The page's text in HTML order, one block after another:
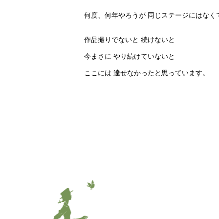
何度、何年やろうが 同じステージにはなく
作品撮りでないと 続けないと
今まさに やり続けていないと
ここには 達せなかったと思っています。